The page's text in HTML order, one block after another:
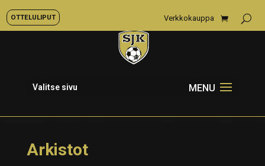
OTTELULIPUT Verkkokauppa
Valitse sivu
Arkistot